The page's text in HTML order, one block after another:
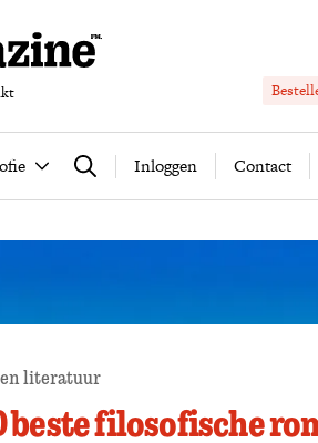
Zoeken Inloggen Contact
Alles over filosofie Word abonnee
literatuur
beste filosofische